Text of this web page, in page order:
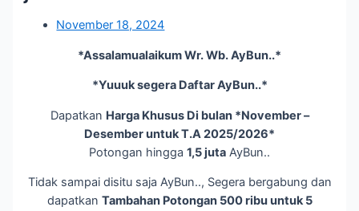
November 18, 2024
*Assalamualaikum Wr. Wb. AyBun..*
*Yuuuk segera Daftar AyBun..*
Dapatkan Harga Khusus Di bulan *November –
Desember untuk T.A 2025/2026*
Potongan hingga 1,5 juta AyBun..
Tidak sampai disitu saja AyBun.., Segera bergabung dan
dapatkan Tambahan Potongan 500 ribu untuk 5